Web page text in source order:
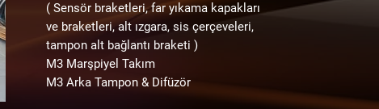
( Sensör braketleri, far yıkama kapakları
ve braketleri, alt ızgara, sis çerçeveleri,
tampon alt bağlantı braketi )
M3 Marşpiyel Takım
M3 Arka Tampon & Difüzör
( Reflektörler, tampon demir braketi,